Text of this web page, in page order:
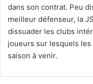
dans son contrat. Peu
meilleur défenseur, la
dissuader les clubs
joueurs sur lesquels
saison à venir.